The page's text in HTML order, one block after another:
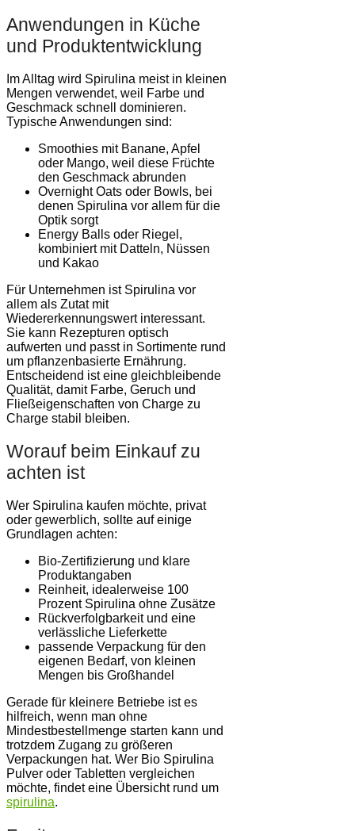
Anwendungen in Küche
und Produktentwicklung
Im Alltag wird Spirulina meist in kleinen
Mengen verwendet, weil Farbe und
Geschmack schnell dominieren.
Typische Anwendungen sind:
Smoothies mit Banane, Apfel
oder Mango, weil diese Früchte
den Geschmack abrunden
Overnight Oats oder Bowls, bei
denen Spirulina vor allem für die
Optik sorgt
Energy Balls oder Riegel,
kombiniert mit Datteln, Nüssen
und Kakao
Für Unternehmen ist Spirulina vor
allem als Zutat mit
Wiedererkennungswert interessant.
Sie kann Rezepturen optisch
aufwerten und passt in Sortimente rund
um pflanzenbasierte Ernährung.
Entscheidend ist eine gleichbleibende
Qualität, damit Farbe, Geruch und
Fließeigenschaften von Charge zu
Charge stabil bleiben.
Worauf beim Einkauf zu
achten ist
Wer Spirulina kaufen möchte, privat
oder gewerblich, sollte auf einige
Grundlagen achten:
Bio-Zertifizierung und klare
Produktangaben
Reinheit, idealerweise 100
Prozent Spirulina ohne Zusätze
Rückverfolgbarkeit und eine
verlässliche Lieferkette
passende Verpackung für den
eigenen Bedarf, von kleinen
Mengen bis Großhandel
Gerade für kleinere Betriebe ist es
hilfreich, wenn man ohne
Mindestbestellmenge starten kann und
trotzdem Zugang zu größeren
Verpackungen hat. Wer Bio Spirulina
Pulver oder Tabletten vergleichen
möchte, findet eine Übersicht rund um
spirulina.